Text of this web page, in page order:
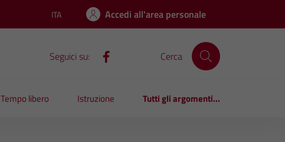
Lingua attiva:
ITA Accedi all'area personale
Seguici su: Cerca
Tempo libero Istruzione Tutti gli argomenti...